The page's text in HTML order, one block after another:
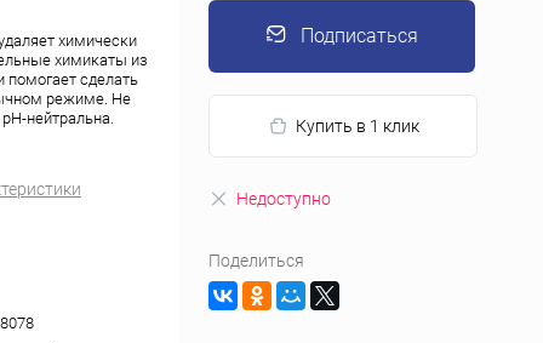
химически
химикаты из
сделать
режиме. Не
нейтральна.
Подписаться
Купить в 1 клик
Недоступно
Поделиться